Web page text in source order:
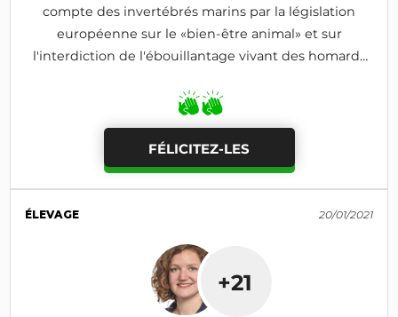
compte des invertébrés marins par la législation
européenne sur le «bien-être animal» et sur
l'interdiction de l'ébouillantage vivant des homards
FÉLICITEZ-LES
ÉLEVAGE 20/01/2021
+21